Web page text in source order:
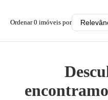
Ordenar0 imóveis por